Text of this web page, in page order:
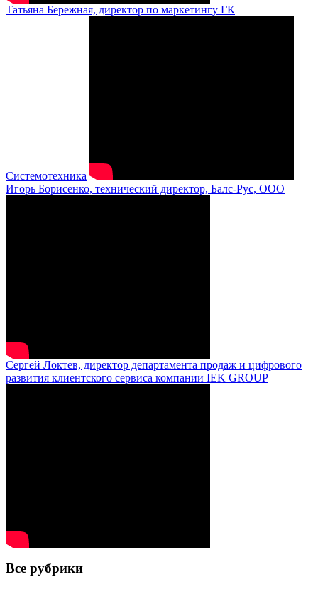
Татьяна Бережная, директор по маркетингу ГК
Системотехника
Игорь Борисенко, технический директор, Балс-Рус, ООО
Сергей Локтев, директор департамента продаж и цифрового
развития клиентского сервиса компании IEK GROUP
Все рубрики